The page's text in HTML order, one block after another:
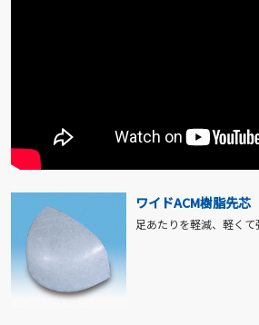
ワイドACM樹脂先芯
足あたりを軽減、軽くて